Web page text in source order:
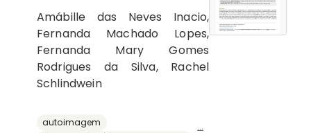
Amábille das Neves Inacio,
Fernanda Machado Lopes,
Fernanda Mary Gomes
Rodrigues da Silva, Rachel
Schlindwein
autoimagem
...